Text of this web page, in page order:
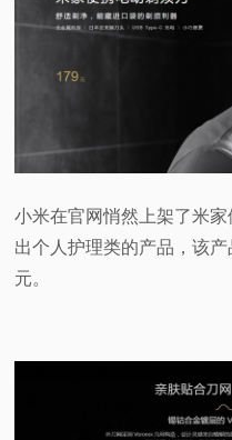
测
频
小米在官网悄然上架了米
出个人护理类的产品，该
元。